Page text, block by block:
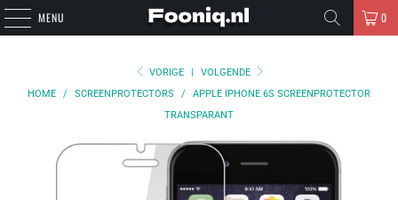
MENU 0
VORIGE |
VOLGENDE
HOME
/ SCREENPROTECTORS /
APPLE IPHONE 6S SCREENPROTECTOR
TRANSPARANT